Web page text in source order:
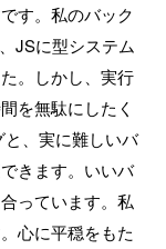
す。私のバック
JSに型システム
。しかし、実行
を無駄にしたく
、実に難しいバ
きます。いいバ
っています。私
心に平穏をもた